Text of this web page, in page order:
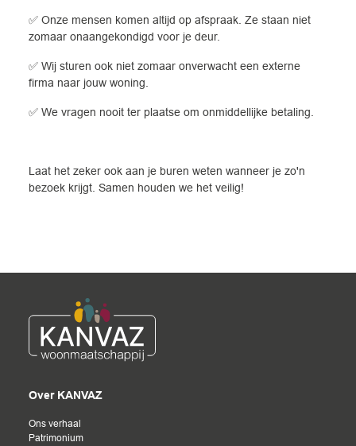
✅ Onze mensen komen altijd op afspraak. Ze staan niet
zomaar onaangekondigd voor je deur.
✅ Wij sturen ook niet zomaar onverwacht een externe
firma naar jouw woning.
✅ We vragen nooit ter plaatse om onmiddellijke betaling.
Laat het zeker ook aan je buren weten wanneer je zo'n
bezoek krijgt. Samen houden we het veilig!
Over KANVAZ
Ons verhaal
Patrimonium